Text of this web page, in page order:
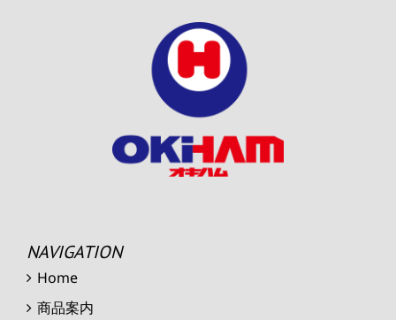
NAVIGATION
Home
商品案内